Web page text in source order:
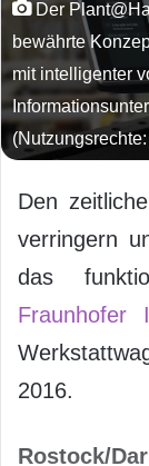
Der
bewährte
mit intelligenter
Den
verringern
das
Fraunhofer
2016.
Rostock/